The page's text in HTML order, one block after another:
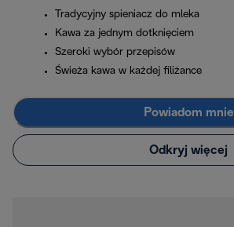
Tradycyjny spieniacz do mleka
Kawa za jednym dotknięciem
Szeroki wybór przepisów
Świeża kawa w każdej filiżance
Powiadom mnie
Odkryj więcej